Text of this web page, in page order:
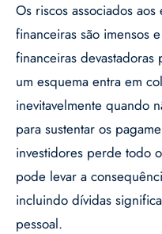
Os riscos associados
financeiras são imensos
financeiras
um esquema entra em
inevitavelmente quando
para sustentar os
investidores perde todo
pode levar a
incluindo dívidas
pessoal.